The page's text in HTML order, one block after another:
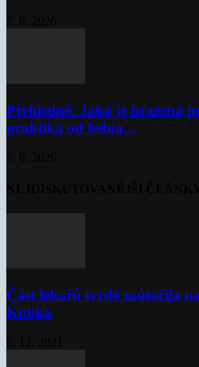
Přehledně: Jaká je hrazená
praktika od ledna...
Část lékařů tvrdě zaútočila
Kubka